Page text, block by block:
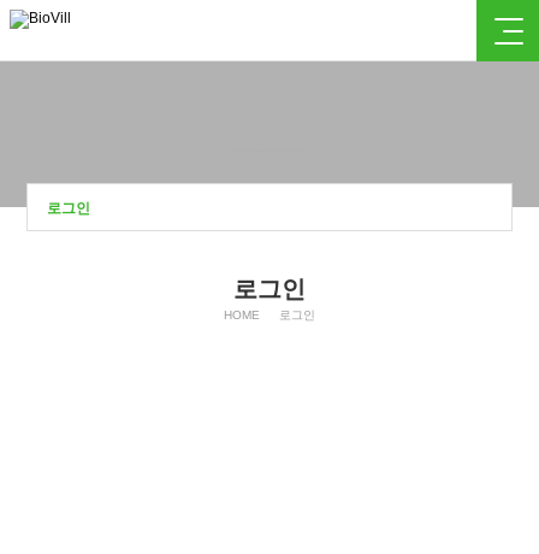
로그인
로그인
HOME 로그인